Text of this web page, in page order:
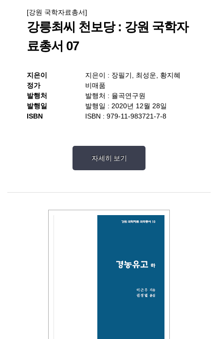
[강원 국학자료총서]
강릉최씨 천보당 : 강원 국학자
료총서 07
지은이
지은이 : 장필기, 최성운, 황지혜
정가
비매품
발행처
발행처 : 율곡연구원
발행일
발행일 : 2020년 12월 28일
ISBN
ISBN : 979-11-983721-7-8
자세히 보기